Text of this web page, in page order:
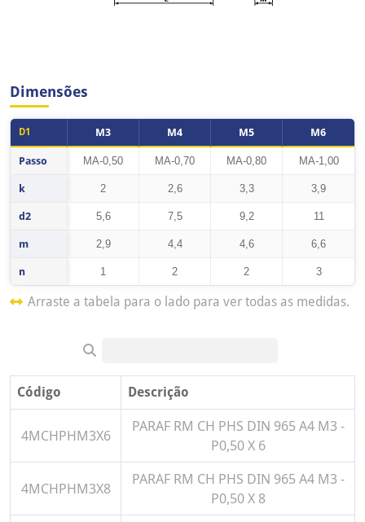
Dimensões
Tabela de dimensões do produto Parafuso Inox Rosca Máquina Cabeça
D1 M3 M4 M5 M6
Passo MA-0,50 MA-0,70 MA-0,80 MA-1,00
k 2 2,6 3,3 3,9
d2 5,6 7,5 9,2 11
m 2,9 4,4 4,6 6,6
n 1 2 2 3
Arraste a tabela para o lado para ver todas as medidas.
Código Descrição
4MCHPHM3X6
PARAF RM CH PHS DIN 965 A4 M3 -
P0,50 X 6
4MCHPHM3X8
PARAF RM CH PHS DIN 965 A4 M3 -
P0,50 X 8